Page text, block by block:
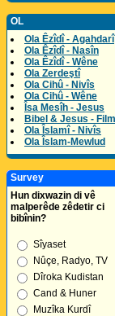
OL
Ola Êzîdî - Agahdarî
Ola Êzîdî - Nasîn
Ola Êzîdî - Wêne
Ola Zerdeştî
Ola Cihû - Nivîs
Ola Cihû - Wêne
Îsa Mesîh - Jesus
Bibel & Jesus - Film
Ola Îslamî - Nivîs
Ola Îslam-Mewlud
Survey
Hun dixwazin di vê
malperêde zêdetir ci
bibînin?
Sîyaset
Nûçe, Radyo, TV
Dîroka Kudistan
Cand & Huner
Muzîka Kurdî